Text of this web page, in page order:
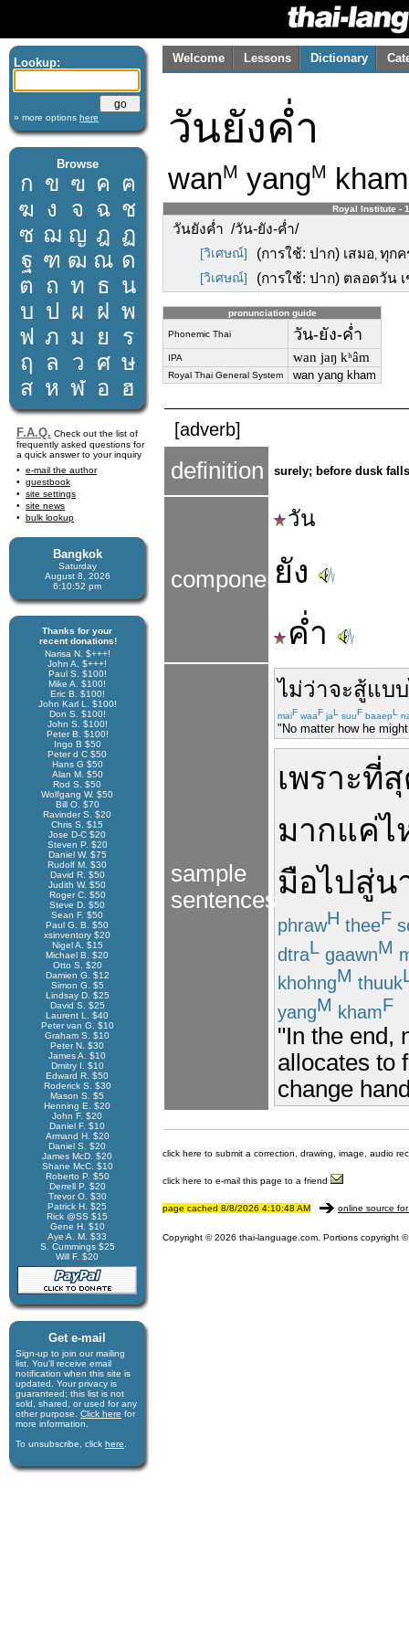
Lookup:
» more options here
Browse
ก ข ฃ ค ฅ
ฆ ง จ ฉ ช
ซ ฌ ญ ฎ ฏ
ฐ ฑ ฒ ณ ด
ต ถ ท ธ น
บ ป ผ ฝ พ
ฟ ภ ม ย
ร
ฤ
ล ว ศ ษ
ส ห ฬ อ ฮ
F.A.Q. Check out the list of
frequently asked questions for
a quick answer to your inquiry
e-mail the author
guestbook
site settings
site news
bulk lookup
Bangkok
Saturday
August 8, 2026
6:10:52 pm
Thanks for your
recent donations!
Narisa N. $+++!
John A. $+++!
Paul S. $100!
Mike A. $100!
Eric B. $100!
John Karl L. $100!
Don S. $100!
John S. $100!
Peter B. $100!
Ingo B $50
Peter d C $50
Hans G $50
Alan M. $50
Rod S. $50
Wolfgang W. $50
Bill O. $70
Ravinder S. $20
Chris S. $15
Jose D-C $20
Steven P. $20
Daniel W. $75
Rudolf M. $30
David R. $50
Judith W. $50
Roger C. $50
Steve D. $50
Sean F. $50
Paul G. B. $50
xsinventory $20
Nigel A. $15
Michael B. $20
Otto S. $20
Damien G. $12
Simon G. $5
Lindsay D. $25
David S. $25
Laurent L. $40
Peter van G. $10
Graham S. $10
Peter N. $30
James A. $10
Dmitry I. $10
Edward R. $50
Roderick S. $30
Mason S. $5
Henning E. $20
John F. $20
Daniel F. $10
Armand H. $20
Daniel S. $20
James McD. $20
Shane McC. $10
Roberto P. $50
Derrell P. $20
Trevor O. $30
Patrick H. $25
Rick @SS $15
Gene H. $10
Aye A. M. $33
S. Cummings $25
Will F. $20
Get e-mail
Sign-up to join our mail­ing
list. You'll receive e­mail
notification when this site is
updated. Your privacy is
guaran­teed; this list is not
sold, shared, or used for any
other purpose. Click here for
more infor­mation.
To unsubscribe, click here
Welcome Lessons Dictionary
วันยังค่ำ
wanM yangM kham
Royal Institute -
วันยังค่ำ /วัน-ยัง-ค่ำ/
[วิเศษณ์] (การใช้: ปาก) เสมอ, ทุกค
[วิเศษณ์] (การใช้: ปาก) ตลอดวัน
pronunciation guide
Phonemic Thai วัน-ยัง-ค่ำ
IPA wan jaŋ kʰâm
Royal Thai General System wan yang kham
[adverb]
definition surely; before dusk
components
วัน
ยัง
ค่ำ
sample
sentences
ไม่ว่าจะสู้แบบ
maiF waaF jaL suuF baaepL
"No matter how he
เพราะที่
มากแค่ไ
มือไปสู่น
phrawH theeF
dtraL gaawnM
khohngM thuuk
yangM khamF
"In the end,
allocates to
change
click here to submit a correction, drawing, image, audio
click here to e-mail this page to a friend
page cached 8/8/2026 4:10:48 AM online source
Copyright © 2026 thai-language.com. Portions copyright